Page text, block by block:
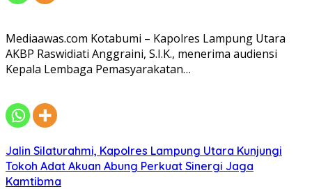
Mediaawas.com Kotabumi – Kapolres Lampung Utara
AKBP Raswidiati Anggraini, S.I.K., menerima audiensi
Kepala Lembaga Pemasyarakatan…
Jalin Silaturahmi, Kapolres Lampung Utara Kunjungi
Tokoh Adat Akuan Abung Perkuat Sinergi Jaga
Kamtibma